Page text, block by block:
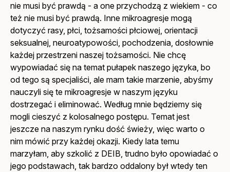
nie musi być prawdą - a one przychodzą z wiekiem - co
też nie musi być prawdą. Inne mikroagresje mogą
dotyczyć rasy, płci, tożsamości płciowej, orientacji
seksualnej, neuroatypowości, pochodzenia, dosłownie
każdej przestrzeni naszej tożsamości. Nie chcę
wypowiadać się na temat pułapek naszego języka, bo
od tego są specjaliści, ale mam takie marzenie, abyśmy
nauczyli się te mikroagresje w naszym języku
dostrzegać i eliminować. Według mnie będziemy się
mogli cieszyć z kolosalnego postępu. Temat jest
jeszcze na naszym rynku dość świeży, więc warto o
nim mówić przy każdej okazji. Kiedy lata temu
marzyłam, aby szkolić z DEIB, trudno było opowiadać o
jego podstawach, tak bardzo oddalony był wtedy ten